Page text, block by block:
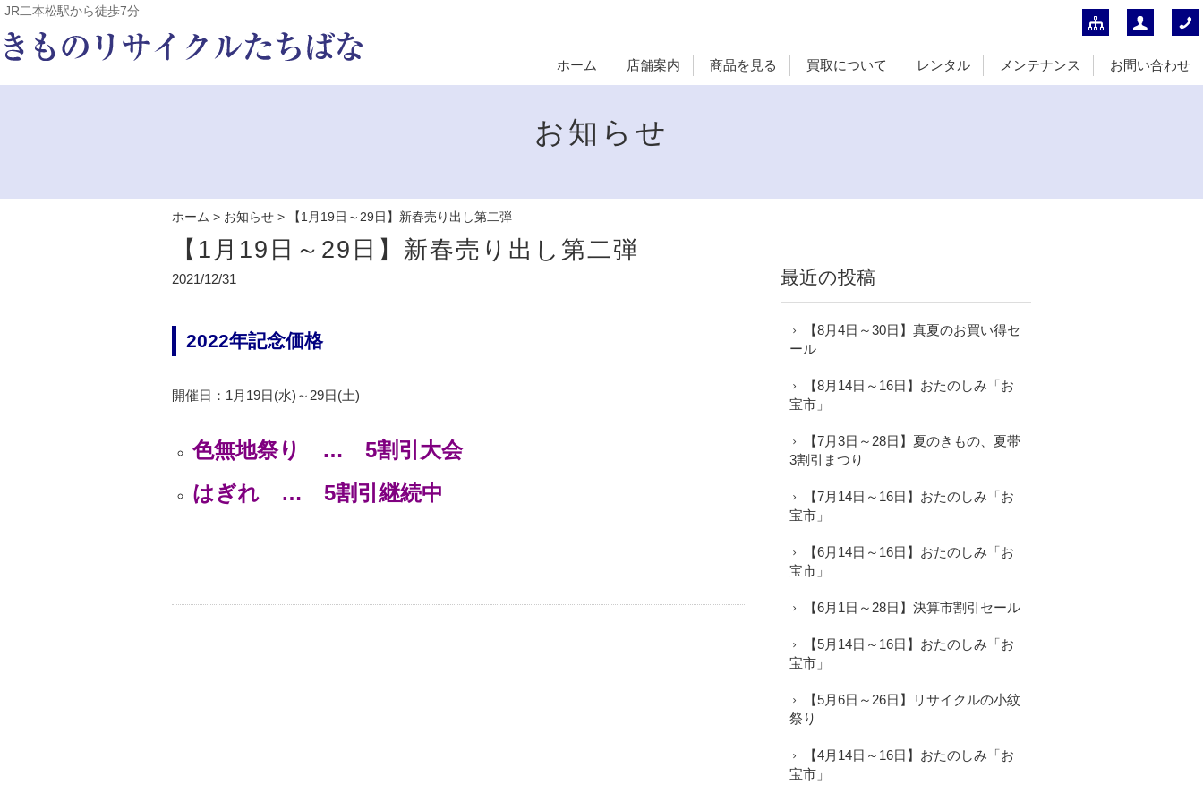
JR二本松駅から徒歩7分
ホーム 店舗案内 商品を見る 買取について レンタル メンテナンス お問い合わせ
お知らせ
ホーム > お知らせ > 【1月19日～29日】新春売り出し第二弾
【1月19日～29日】新春売り出し第二弾
2021/12/31
2022年記念価格
開催日：1月19日(水)～29日(土)
色無地祭り … 5割引大会
はぎれ … 5割引継続中
最近の投稿
【8月4日～30日】真夏のお買い得セ
ール
【8月14日～16日】おたのしみ「お
宝市」
【7月3日～28日】夏のきもの、夏帯
3割引まつり
【7月14日～16日】おたのしみ「お
宝市」
【6月14日～16日】おたのしみ「お
宝市」
【6月1日～28日】決算市割引セール
【5月14日～16日】おたのしみ「お
宝市」
【5月6日～26日】リサイクルの小紋
祭り
【4月14日～16日】おたのしみ「お
宝市」